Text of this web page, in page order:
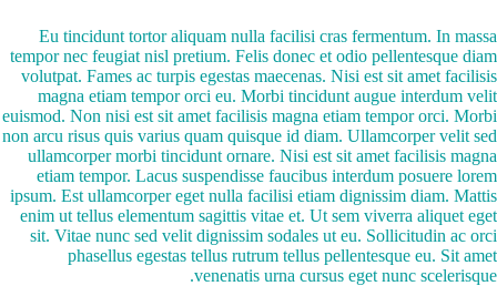
Eu tincidunt tortor aliquam nulla facilisi cras fermentum. In massa
tempor nec feugiat nisl pretium. Felis donec et odio pellentesque diam
volutpat. Fames ac turpis egestas maecenas. Nisi est sit amet facilisis
magna etiam tempor orci eu. Morbi tincidunt augue interdum velit
euismod. Non nisi est sit amet facilisis magna etiam tempor orci. Morbi
non arcu risus quis varius quam quisque id diam. Ullamcorper velit sed
ullamcorper morbi tincidunt ornare. Nisi est sit amet facilisis magna
etiam tempor. Lacus suspendisse faucibus interdum posuere lorem
ipsum. Est ullamcorper eget nulla facilisi etiam dignissim diam. Mattis
enim ut tellus elementum sagittis vitae et. Ut sem viverra aliquet eget
sit. Vitae nunc sed velit dignissim sodales ut eu. Sollicitudin ac orci
phasellus egestas tellus rutrum tellus pellentesque eu. Sit amet
venenatis urna cursus eget nunc scelerisque.